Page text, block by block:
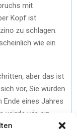
mit
Kopf ist
zu schlagen.
wie ein
aber das ist
vor, Sie würden
Ende eines Jahres
würde wie ein